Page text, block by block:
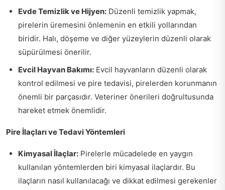
Evde Temizlik ve Hijyen: Düzenli temizlik yapmak,
pirelerin üremesini önlemenin en etkili yollarından
biridir. Halı, döşeme ve diğer yüzeylerin düzenli olarak
süpürülmesi önerilir.
Evcil Hayvan Bakımı: Evcil hayvanların düzenli olarak
kontrol edilmesi ve pire tedavisi, pirelerden korunmanın
önemli bir parçasıdır. Veteriner önerileri doğrultusunda
hareket etmek önemlidir.
Pire İlaçları ve Tedavi Yöntemleri
Kimyasal İlaçlar: Pirelerle mücadelede en yaygın
kullanılan yöntemlerden biri kimyasal ilaçlardır. Bu
ilaçların nasıl kullanılacağı ve dikkat edilmesi gerekenler